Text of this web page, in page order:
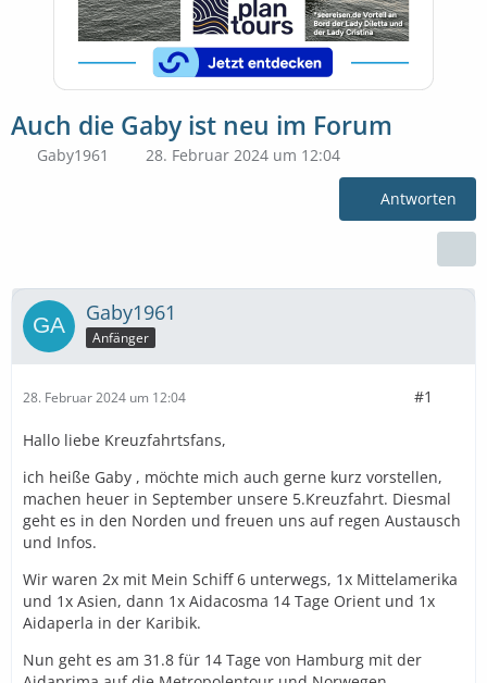
Auch die Gaby ist neu im Forum
Gaby1961 28. Februar 2024 um 12:04
Antworten
Gaby1961
Anfänger
28. Februar 2024 um 12:04 #1
Hallo liebe Kreuzfahrtsfans,
ich heiße Gaby , möchte mich auch gerne kurz vorstellen,
machen heuer in September unsere 5.Kreuzfahrt. Diesmal
geht es in den Norden und freuen uns auf regen Austausch
und Infos.
Wir waren 2x mit Mein Schiff 6 unterwegs, 1x Mittelamerika
und 1x Asien, dann 1x Aidacosma 14 Tage Orient und 1x
Aidaperla in der Karibik.
Nun geht es am 31.8 für 14 Tage von Hamburg mit der